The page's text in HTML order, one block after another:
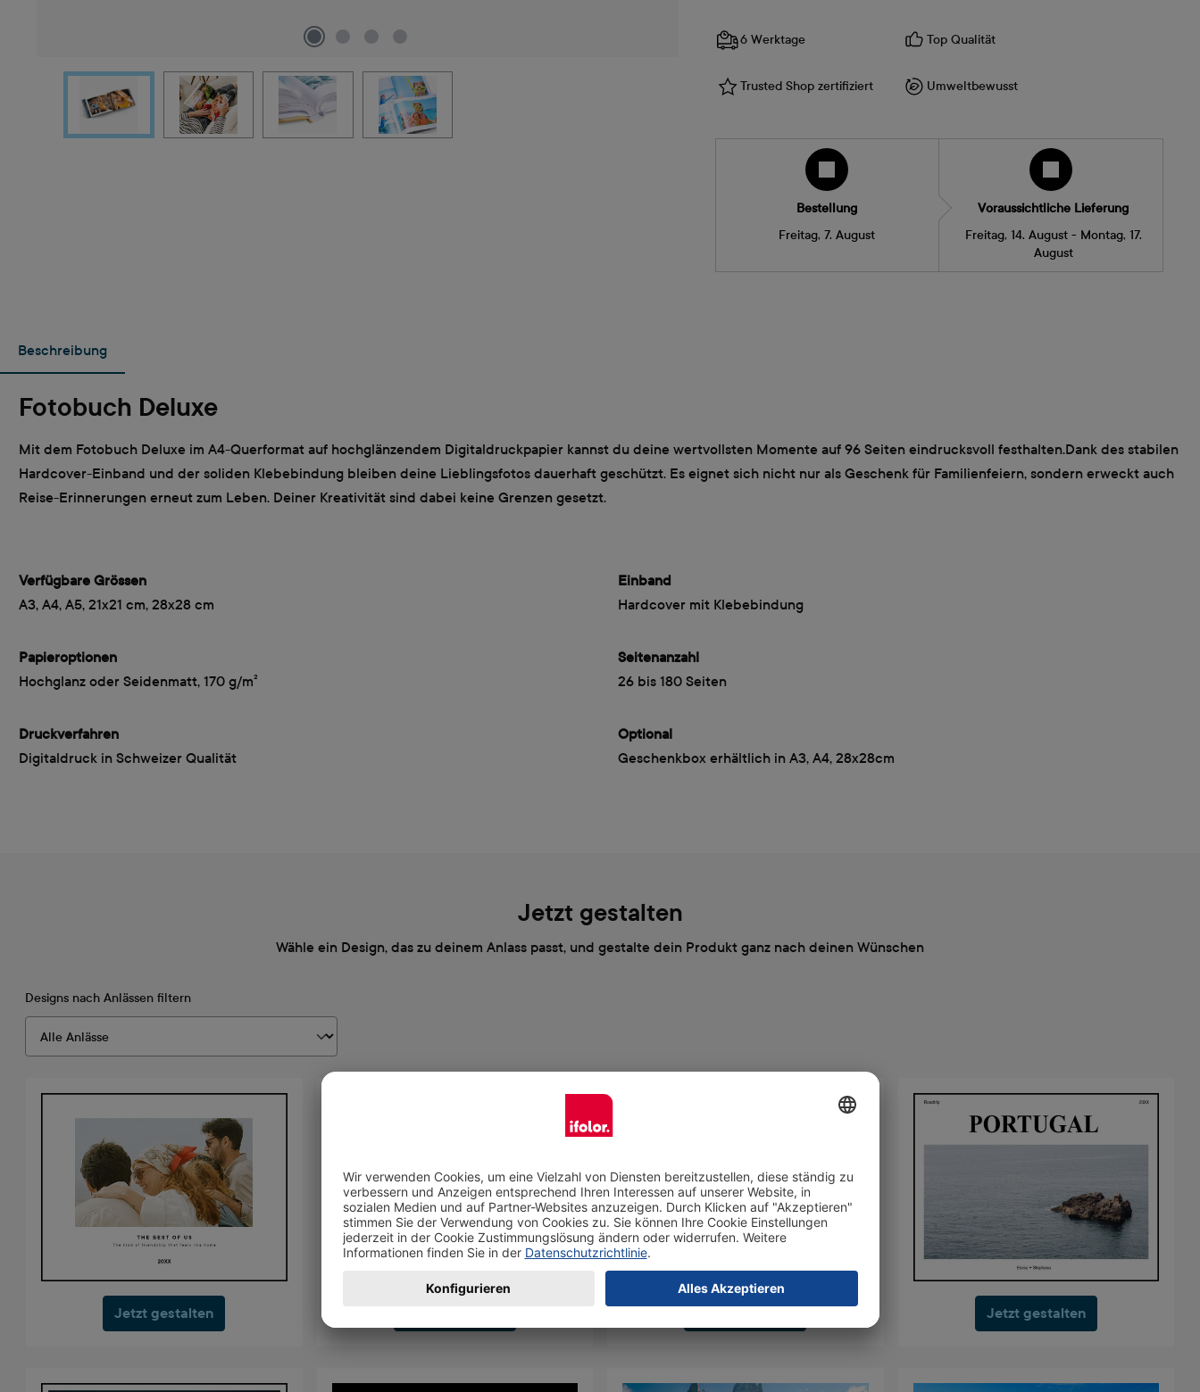
6 Werktage Top Qualität
Trusted Shop zertifiziert Umweltbewusst
Bestellung
Freitag, 7. August
Voraussichtliche Lieferung
Freitag, 14. August - Montag, 17.
August
Beschreibung
Fotobuch Deluxe
Mit dem Fotobuch Deluxe im A4-Querformat auf hochglänzendem Digitaldruckpapier kannst du deine wertvollsten Momente auf 96 Seiten eindrucksvoll festhalten.Dank des stabilen
Hardcover-Einband und der soliden Klebebindung bleiben deine Lieblingsfotos dauerhaft geschützt. Es eignet sich nicht nur als Geschenk für Familienfeiern, sondern erweckt auch
Reise-Erinnerungen erneut zum Leben. Deiner Kreativität sind dabei keine Grenzen gesetzt.
Verfügbare Grössen
A3, A4, A5, 21x21 cm, 28x28 cm
Papieroptionen
Hochglanz oder Seidenmatt, 170 g/m²
Druckverfahren
Digitaldruck in Schweizer Qualität
Einband
Hardcover mit Klebebindung
Seitenanzahl
26 bis 180 Seiten
Optional
Geschenkbox erhältlich in A3, A4, 28x28cm
Jetzt gestalten
Wähle ein Design, das zu deinem Anlass passt, und gestalte dein Produkt ganz nach deinen Wünschen
Designs nach Anlässen filtern
Jetzt gestalten Jetzt gestalten